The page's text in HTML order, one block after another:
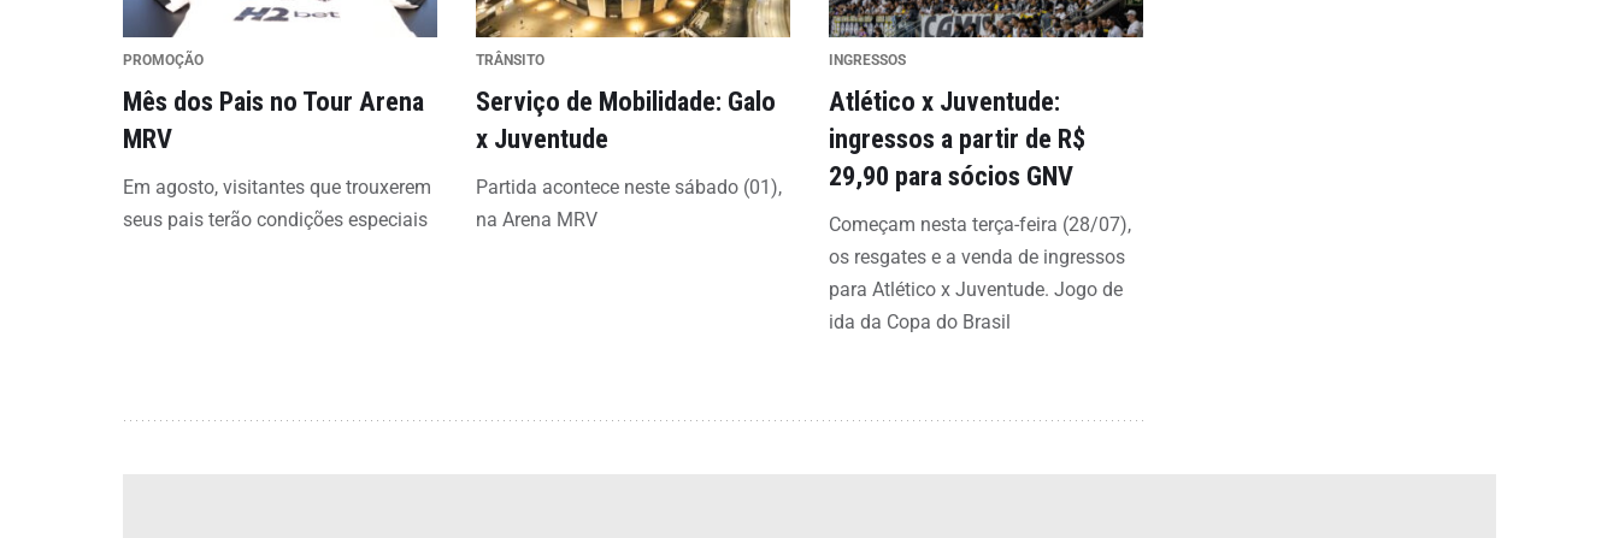
PROMOÇÃO
Mês dos Pais no Tour Arena
MRV
Em agosto, visitantes que trouxerem
seus pais terão condições especiais
TRÂNSITO
Serviço de Mobilidade: Galo
x Juventude
Partida acontece neste sábado (01),
na Arena MRV
INGRESSOS
Atlético x Juventude:
ingressos a partir de R$
29,90 para sócios GNV
Começam nesta terça-feira (28/07),
os resgates e a venda de ingressos
para Atlético x Juventude. Jogo de
ida da Copa do Brasil